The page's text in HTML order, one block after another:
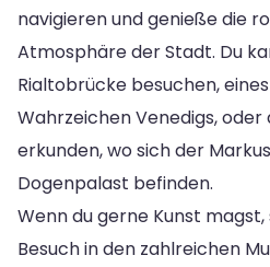
navigieren und genieße die
Atmosphäre der Stadt. Du
Rialtobrücke besuchen,
Wahrzeichen Venedigs,
erkunden, wo sich der
Dogenpalast befinden.
Wenn du gerne Kunst
Besuch in den zahlreichen